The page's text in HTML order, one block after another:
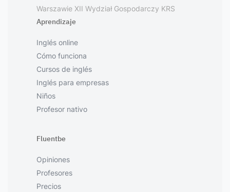
Warszawie XII Wydział Gospodarczy KRS
Aprendizaje
Inglés online
Cómo funciona
Cursos de inglés
Inglés para empresas
Niños
Profesor nativo
Fluentbe
Opiniones
Profesores
Precios